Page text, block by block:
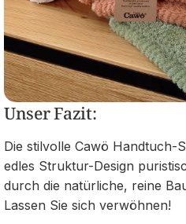
Unser Fazit:
Die stilvolle Cawö Handtuch-
edles Struktur-Design
durch die natürliche, reine
Lassen Sie sich verwöhnen!